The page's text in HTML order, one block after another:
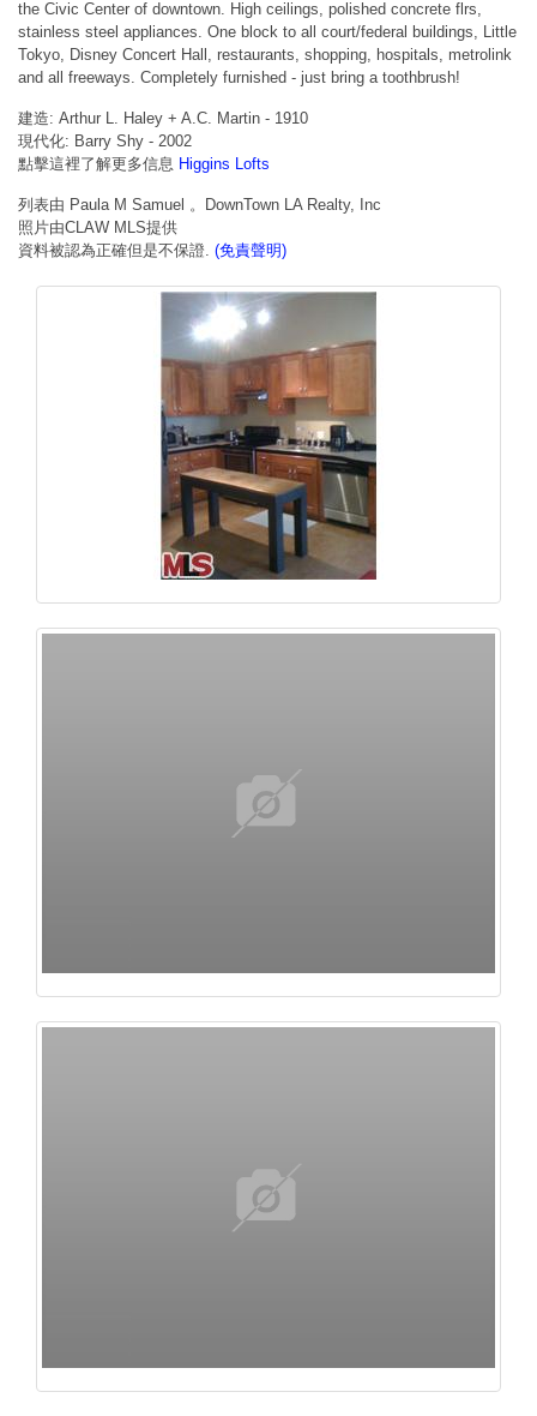
the Civic Center of downtown. High ceilings, polished concrete flrs,
stainless steel appliances. One block to all court/federal buildings, Little
Tokyo, Disney Concert Hall, restaurants, shopping, hospitals, metrolink
and all freeways. Completely furnished - just bring a toothbrush!
建造: Arthur L. Haley + A.C. Martin - 1910
現代化: Barry Shy - 2002
點擊這裡了解更多信息 Higgins Lofts
列表由 Paula M Samuel 。DownTown LA Realty, Inc
照片由CLAW MLS提供
資料被認為正確但是不保證. (免責聲明)